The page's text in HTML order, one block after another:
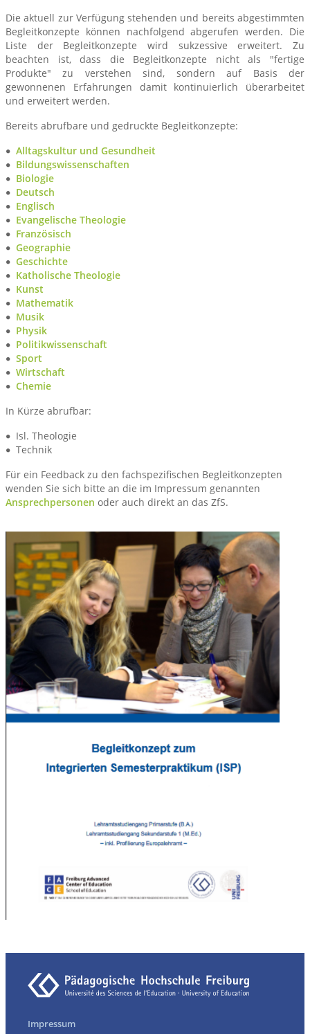
Die aktuell zur Verfügung stehenden und bereits abgestimmten
Begleitkonzepte können nachfolgend abgerufen werden. Die
Liste der Begleitkonzepte wird sukzessive erweitert. Zu
beachten ist, dass die Begleitkonzepte nicht als "fertige
Produkte" zu verstehen sind, sondern auf Basis der
gewonnenen Erfahrungen damit kontinuierlich überarbeitet
und erweitert werden.
Bereits abrufbare und gedruckte Begleitkonzepte:
Alltagskultur und Gesundheit
Bildungswissenschaften
Biologie
Deutsch
Englisch
Evangelische Theologie
Französisch
Geographie
Geschichte
Katholische Theologie
Kunst
Mathematik
Musik
Physik
Politikwissenschaft
Sport
Wirtschaft
Chemie
In Kürze abrufbar:
Isl. Theologie
Technik
Für ein Feedback zu den fachspezifischen Begleitkonzepten
wenden Sie sich bitte an die im Impressum genannten
Ansprechpersonen oder auch direkt an das ZfS.
Impressum